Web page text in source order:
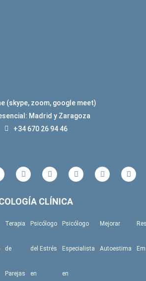
(skype, zoom, google meet)
Madrid y Zaragoza
+34 670 26 94 46
T
w
i
t
e
I
n
s
a
g
a
m
L
i
n
n
Y
o
u
S
k
y
CLÍNICA
Terapia
de
Parejas
Psicólogo
del Estrés
en
Psicólogo
Especialista
en
Mejorar
Autoestima